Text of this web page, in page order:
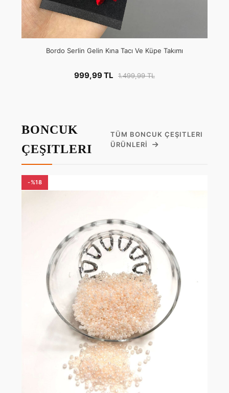
Bordo Serlin Gelin Kına Tacı Ve Küpe Takımı
999,99 TL 1.499,99 TL
BONCUK
ÇEŞITLERI
TÜM BONCUK ÇEŞITLERI
ÜRÜNLERI
-%18